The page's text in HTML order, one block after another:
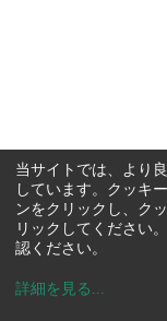
当サイトでは、より
しています。クッキ
ンをクリックし、ク
リックしてください
認ください。
詳細を見る ...